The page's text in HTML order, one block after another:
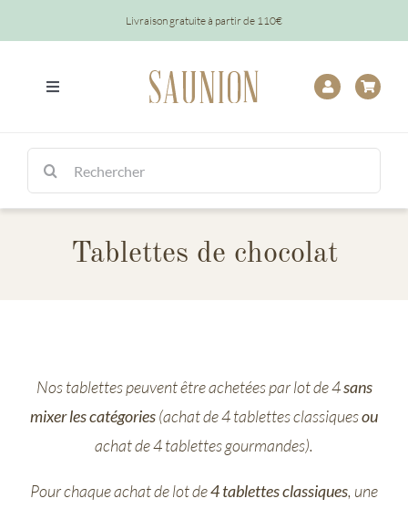
au
Livraison gratuite à partir de 110€
Toggle
Chocolats
Tablettes
Saunion
Rechercher:
Tablettes de chocolat
Nos tablettes peuvent être achetées par lot de 4sans
mixer les catégories(achat de 4 tablettes classiquesou
achat de 4 tablettes gourmandes).
Pour chaque achat de lot de4 tablettes classiques, une